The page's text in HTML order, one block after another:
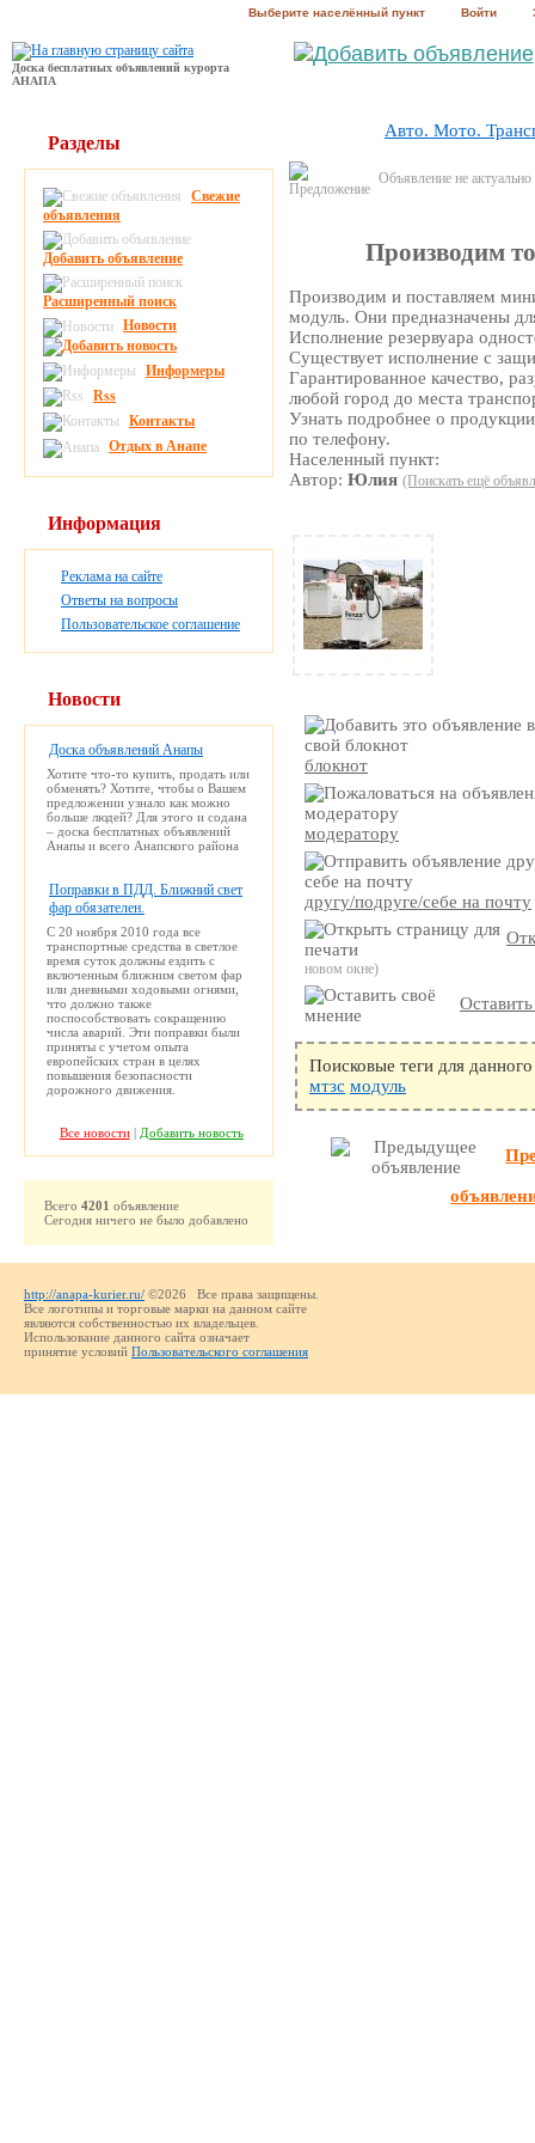
Выберите населённый пункт Войти
Доска бесплатных объявлений курорта
АНАПА
Авто. Мото.
Объявление не
Производим
Производим и поставляем
модуль. Они предназначены
Исполнение резервуара
Существует исполнение с
Гарантированное качество,
любой город до места
Узнать подробнее о
по телефону.
Населенный пункт:
Автор:Юлия (Поискать ещё
блокнот
модератору
другу/подруге/себе на почту
новом окне)
Поисковые теги для
мтзс модуль
Разделы
Свежие
объявления
Добавить объявление
Расширенный поиск
Новости
Информеры
Rss
Контакты
Отдых в Анапе
Информация
Реклама на сайте
Ответы на вопросы
Пользовательское соглашение
Новости
Доска объявлений Анапы
Хотите что-то купить, продать или
обменять? Хотите, чтобы о Вашем
предложении узнало как можно
больше людей? Для этого и содана
– доска бесплатных объявлений
Анапы и всего Анапского района
Поправки в ПДД. Ближний свет
фар обязателен.
С 20 ноября 2010 года все
транспортные средства в светлое
время суток должны ездить с
включенным ближним светом фар
или дневными ходовыми огнями,
что должно также
поспособствовать сокращению
числа аварий. Эти поправки были
приняты с учетом опыта
европейских стран в целях
повышения безопасности
дорожного движения.
Все новости| Добавить новость
Всего 4201 объявление
Сегодня ничего не было добавлено
http://anapa-kurier.ru/ ©2026 Все права защищены.
Все логотипы и торговые марки на данном сайте
являются собственностью их владельцев.
Использование данного сайта означает
принятие условий Пользовательского соглашения